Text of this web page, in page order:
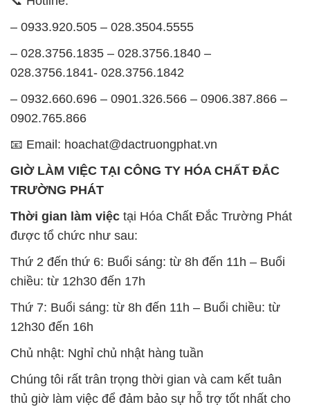
– 0933.920.505 – 028.3504.5555
– 028.3756.1835 – 028.3756.1840 –
028.3756.1841- 028.3756.1842
– 0932.660.696 – 0901.326.566 – 0906.387.866 –
0902.765.866
📧 Email: hoachat@dactruongphat.vn
GIỜ LÀM VIỆC TẠI CÔNG TY HÓA CHẤT ĐẮC
TRƯỜNG PHÁT
Thời gian làm việc tại Hóa Chất Đắc Trường Phát
được tổ chức như sau:
Thứ 2 đến thứ 6: Buổi sáng: từ 8h đến 11h – Buổi
chiều: từ 12h30 đến 17h
Thứ 7: Buổi sáng: từ 8h đến 11h – Buổi chiều: từ
12h30 đến 16h
Chủ nhật: Nghỉ chủ nhật hàng tuần
Chúng tôi rất trân trọng thời gian và cam kết tuân
thủ giờ làm việc để đảm bảo sự hỗ trợ tốt nhất cho